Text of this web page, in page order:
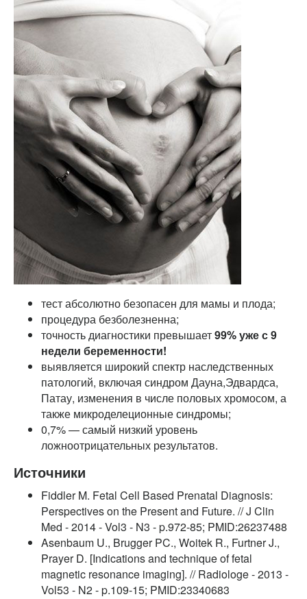
тест абсолютно безопасен для мамы и плода;
процедура безболезненна;
точность диагностики превышает99% уже с 9
недели беременности!
выявляется широкий спектр наследственных
патологий, включая синдром Дауна,Эдвардса,
Патау, изменения в числе половых хромосом, а
также микроделеционные синдромы;
0,7% — самый низкий уровень
ложноотрицательных результатов.
Источники
Fiddler M. Fetal Cell Based Prenatal Diagnosis:
Perspectives on the Present and Future. // J Clin
Med - 2014 - Vol3 - N3 - p.972-85; PMID:26237488
Asenbaum U., Brugger PC., Woitek R., Furtner J.,
Prayer D. [Indications and technique of fetal
magnetic resonance imaging]. // Radiologe - 2013 -
Vol53 - N2 - p.109-15; PMID:23340683